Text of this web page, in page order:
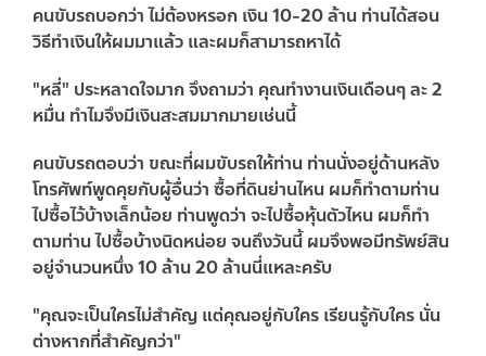
คนขับรถบอกว่า ไม่ต้องหรอก เงิน 10-20 ล้าน ท่านได้สอน
วิธีทำเงินให้ผมมาแล้ว และผมก็สามารถหาได้
"หลี่" ประหลาดใจมาก จึงถามว่า คุณทำงานเงินเดือนๆ ละ 2
หมื่น ทำไมจึงมีเงินสะสมมากมายเช่นนี้
คนขับรถตอบว่า ขณะที่ผมขับรถให้ท่าน ท่านนั่งอยู่ด้านหลัง
โทรศัพท์พูดคุยกับผู้อื่นว่า ซื้อที่ดินย่านไหน ผมก็ทำตามท่าน
ไปซื้อไว้บ้างเล็กน้อย ท่านพูดว่า จะไปซื้อหุ้นตัวไหน ผมก็ทำ
ตามท่าน ไปซื้อบ้างนิดหน่อย จนถึงวันนี้ ผมจึงพอมีทรัพย์สิน
อยู่จำนวนหนึ่ง 10 ล้าน 20 ล้านนี่แหละครับ
"คุณจะเป็นใครไม่สำคัญ แต่คุณอยู่กับใคร เรียนรู้กับใคร นั่น
ต่างหากที่สำคัญกว่า"